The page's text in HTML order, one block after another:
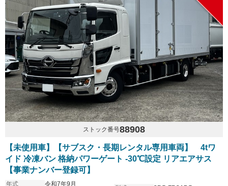
ストック番号88908
【未使用車】【サブスク・長期レンタル専用車両】 4tワ
イド 冷凍バン 格納パワーゲート -30℃設定 リアエアサス
【事業ナンバー登録可】
年式
令和7年9月